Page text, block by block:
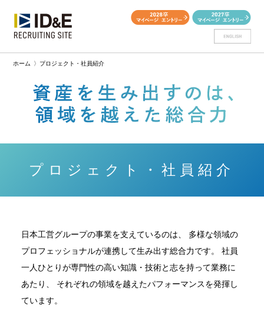
ホーム 〉 プロジェクト・社員紹介
プロジェクト・社員紹介
日本工営グループの事業を支えているのは、
多様な領域の
プロフェッショナルが連携して生み出す総合力です。
社員
一人ひとりが専門性の高い知識・技術と志を持って業務に
あたり、
それぞれの領域を越えたパフォーマンスを発揮し
ています。